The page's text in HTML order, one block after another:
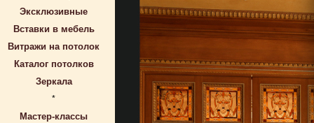
Эксклюзивные
Вставки в мебель
Витражи на потолок
Каталог потолков
Зеркала
*
Мастер-классы